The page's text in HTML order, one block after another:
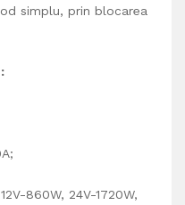
simplu, prin blocarea
860W, 24V-1720W,